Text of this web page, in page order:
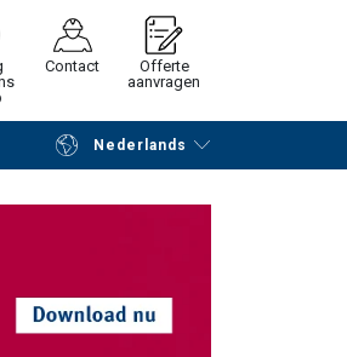
Contact
Offerte
aanvragen
Nederlands
Vraag offerte aan